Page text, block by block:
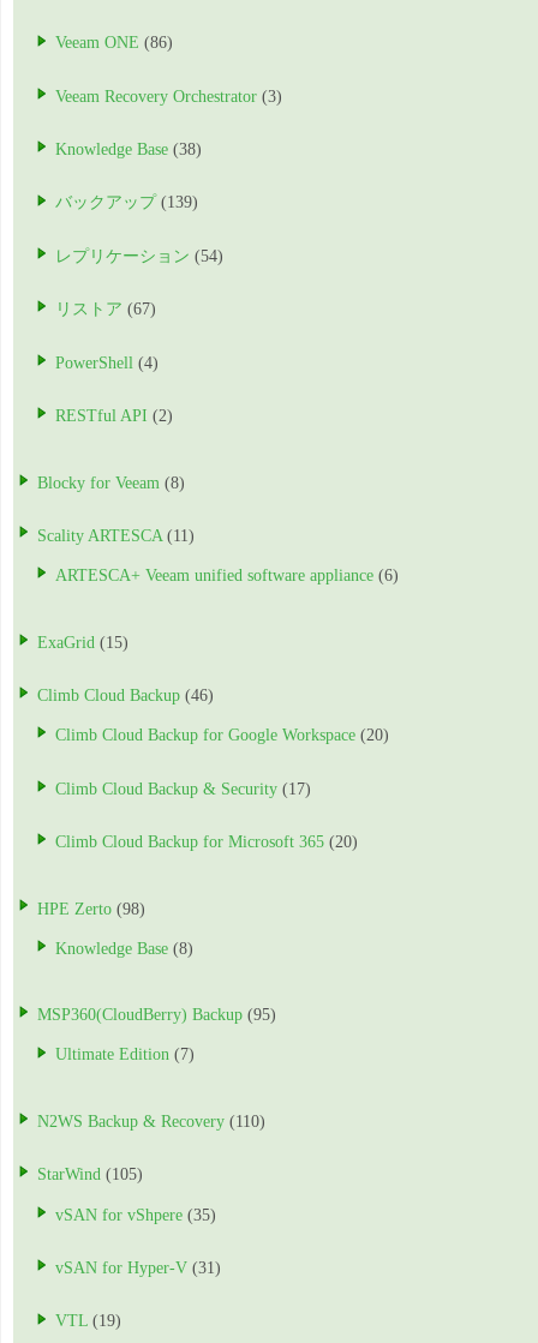
Veeam ONE (86)
Veeam Recovery Orchestrator (3)
Knowledge Base (38)
バックアップ (139)
レプリケーション (54)
リストア (67)
PowerShell (4)
RESTful API (2)
Blocky for Veeam (8)
Scality ARTESCA (11)
ARTESCA+ Veeam unified software appliance (6)
ExaGrid (15)
Climb Cloud Backup (46)
Climb Cloud Backup for Google Workspace (20)
Climb Cloud Backup & Security (17)
Climb Cloud Backup for Microsoft 365 (20)
HPE Zerto (98)
Knowledge Base (8)
MSP360(CloudBerry) Backup (95)
Ultimate Edition (7)
N2WS Backup & Recovery (110)
StarWind (105)
vSAN for vShpere (35)
vSAN for Hyper-V (31)
VTL (19)